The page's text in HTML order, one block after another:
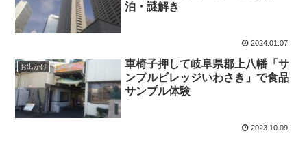
泊・謎解き
2024.01.07
お出かけ
車椅子押して岐阜県郡上八幡「サ
ンプルビレッジいわさき」で食品
サンプル体験
2023.10.09